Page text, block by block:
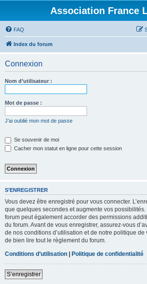
Association France
FAQ
Index du forum
Connexion
Nom d’utilisateur :
Mot de passe :
J’ai oublié mon mot de passe
Se souvenir de moi
Cacher mon statut en ligne pour cette session
S’ENREGISTRER
Vous devez être enregistré pour vous connecter.
que quelques secondes et augmente vos possibilités.
forum peut également accorder des permissions
du forum. Avant de vous enregistrer, assurez-vous
de nos conditions d’utilisation et de notre politique de
de bien lire tout le règlement du forum.
Conditions d’utilisation | Politique de confidentialité
S’enregistrer